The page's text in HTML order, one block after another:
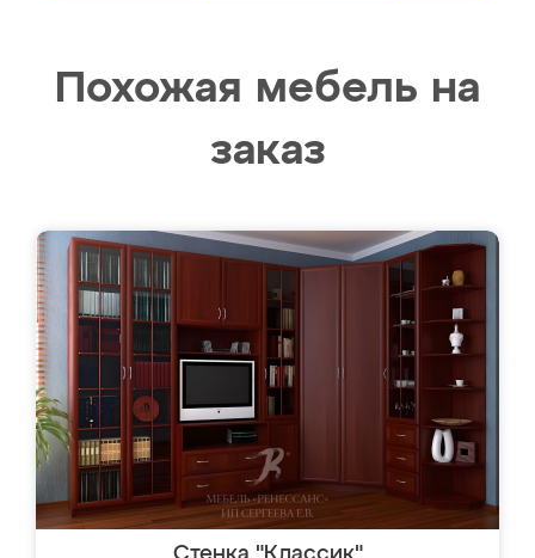
Похожая мебель на
заказ